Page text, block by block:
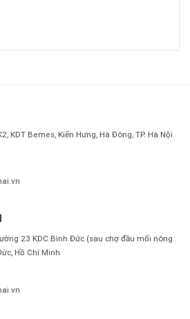
KDT Bemes, Kiến Hưng, Hà Đông, TP. Hà Nội
23 KDC Bình Đức (sau chợ đầu mối nông
Hồ Chí Minh